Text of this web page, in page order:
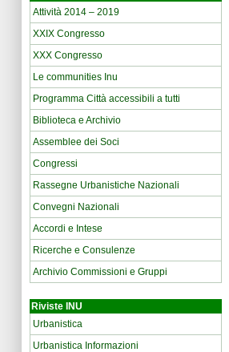
Attività 2014 – 2019
XXIX Congresso
XXX Congresso
Le communities Inu
Programma Città accessibili a tutti
Biblioteca e Archivio
Assemblee dei Soci
Congressi
Rassegne Urbanistiche Nazionali
Convegni Nazionali
Accordi e Intese
Ricerche e Consulenze
Archivio Commissioni e Gruppi
Riviste INU
Urbanistica
Urbanistica Informazioni